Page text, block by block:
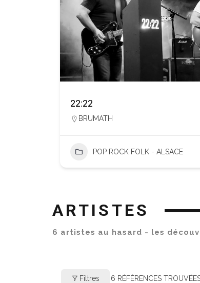
22:22
BRUMATH
POP ROCK FOLK - ALSACE
ARTISTES
6 artistes au hasard - les
Filtres 6 RÉFÉRENCES